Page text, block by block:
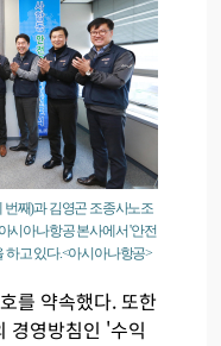
째)과 김영곤 조종사노조
시아나항공 본사에서 '안전
하고 있다.<아시아나항공>
를 약속했다. 또한
경영방침인 '수익